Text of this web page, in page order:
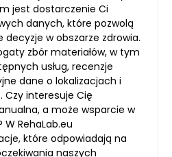
jest dostarczenie Ci
danych, które pozwolą
w obszarze zdrowia.
zbór materiałów, w tym
usług, recenzje
dane o lokalizacjach i
interesuje Cię
a może wsparcie w
RehaLab.eu
które odpowiadają na
naszych